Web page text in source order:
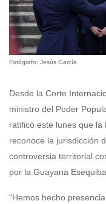
Fotógrafo: Jesús García
Desde la Corte
ministro del Poder
ratificó este lunes que la
reconoce la jurisdicción
controversia territorial
por la Guayana Esequiba.
“Hemos hecho